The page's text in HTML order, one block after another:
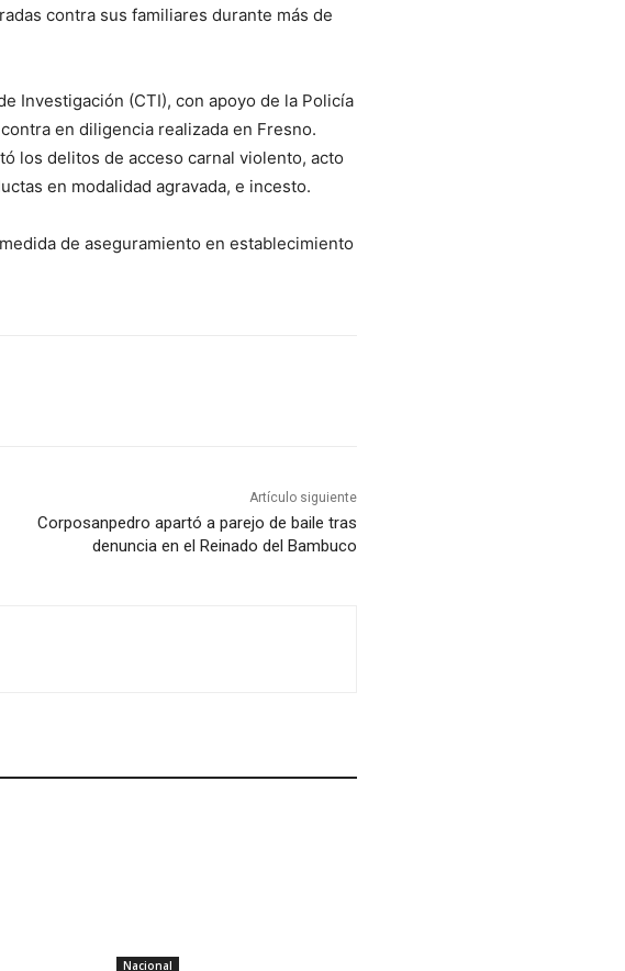
contra sus familiares durante más de
Investigación (CTI), con apoyo de la Policía
en diligencia realizada en Fresno.
los delitos de acceso carnal violento, acto
en modalidad agravada, e incesto.
de aseguramiento en establecimiento
Artículo siguiente
Corposanpedro apartó a parejo de baile tras
denuncia en el Reinado del Bambuco
Nacional